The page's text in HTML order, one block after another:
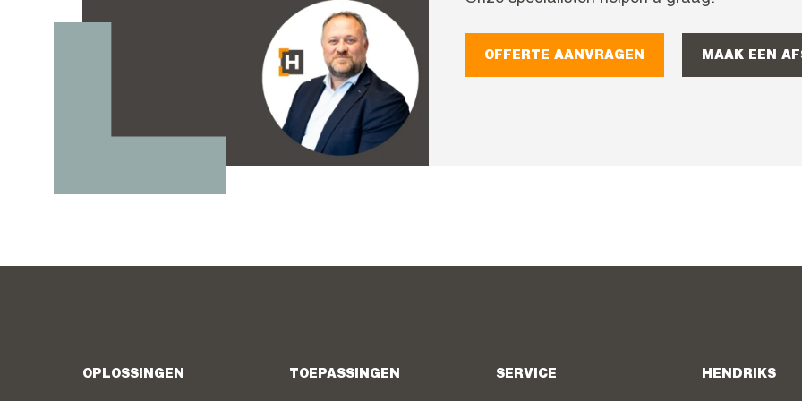
OFFERTE AANVRAGEN MAAK EEN
OPLOSSINGEN TOEPASSINGEN SERVICE HENDRIKS